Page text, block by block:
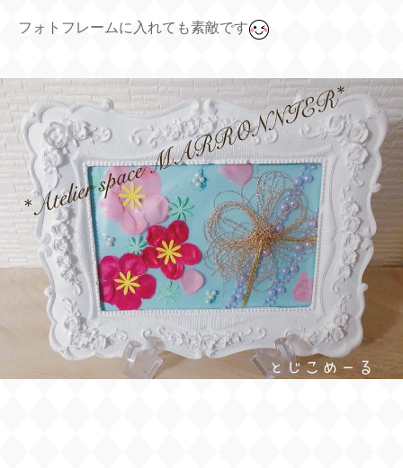
フォトフレームに入れても素敵です